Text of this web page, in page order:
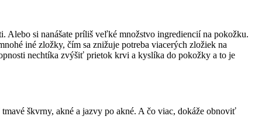
Alebo si nanášate príliš veľké množstvo ingrediencií na pokožku.
iné zložky, čím sa znižuje potreba viacerých zložiek na
nechtíka zvýšiť prietok krvi a kyslíka do pokožky a to je
škvrny, akné a jazvy po akné. A čo viac, dokáže obnoviť